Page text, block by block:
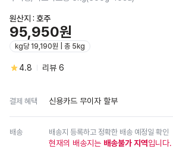
원산지 : 호주
95,950원
kg당 19,190원 | 총 5kg
4.8 리뷰 6
결제 혜택 신용카드 무이자 할부
배송 배송지 등록하고 정확한 배송 예정일 확인
현재의 배송지는 배송불가 지역입니다.